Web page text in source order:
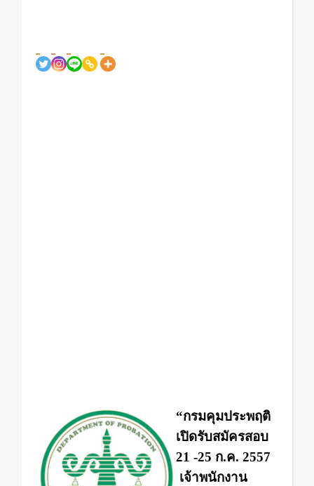
“กรมคุมประพฤติ
เปิดรับสมัครสอบ
21 -25 ก.ค. 2557
เจ้าพนักงาน